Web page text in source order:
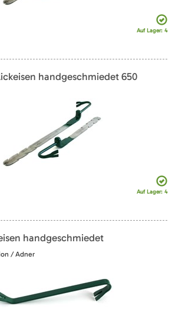
Auf Lager: 4
handgeschmiedet 650
Auf Lager: 4
handgeschmiedet
/ Adner